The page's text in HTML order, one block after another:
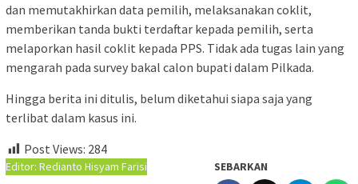
dan memutakhirkan data pemilih, melaksanakan coklit,
memberikan tanda bukti terdaftar kepada pemilih, serta
melaporkan hasil coklit kepada PPS. Tidak ada tugas lain yang
mengarah pada survey bakal calon bupati dalam Pilkada.
Hingga berita ini ditulis, belum diketahui siapa saja yang
terlibat dalam kasus ini.
Post Views: 284
Editor: Redianto Hisyam Farisi SEBARKAN